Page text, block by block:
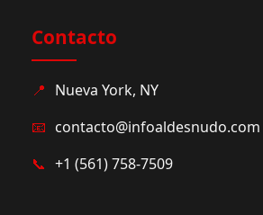
Contacto
📍 Nueva York, NY
📧 contacto@infoaldesnudo.com
📞 +1 (561) 758-7509